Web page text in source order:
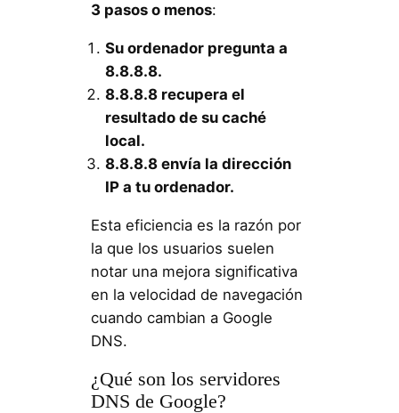
3 pasos o menos:
Su ordenador pregunta a
8.8.8.8.
8.8.8.8 recupera el
resultado de su caché
local.
8.8.8.8 envía la dirección
IP a tu ordenador.
Esta eficiencia es la razón por
la que los usuarios suelen
notar una mejora significativa
en la velocidad de navegación
cuando cambian a Google
DNS.
¿Qué son los servidores
DNS de Google?